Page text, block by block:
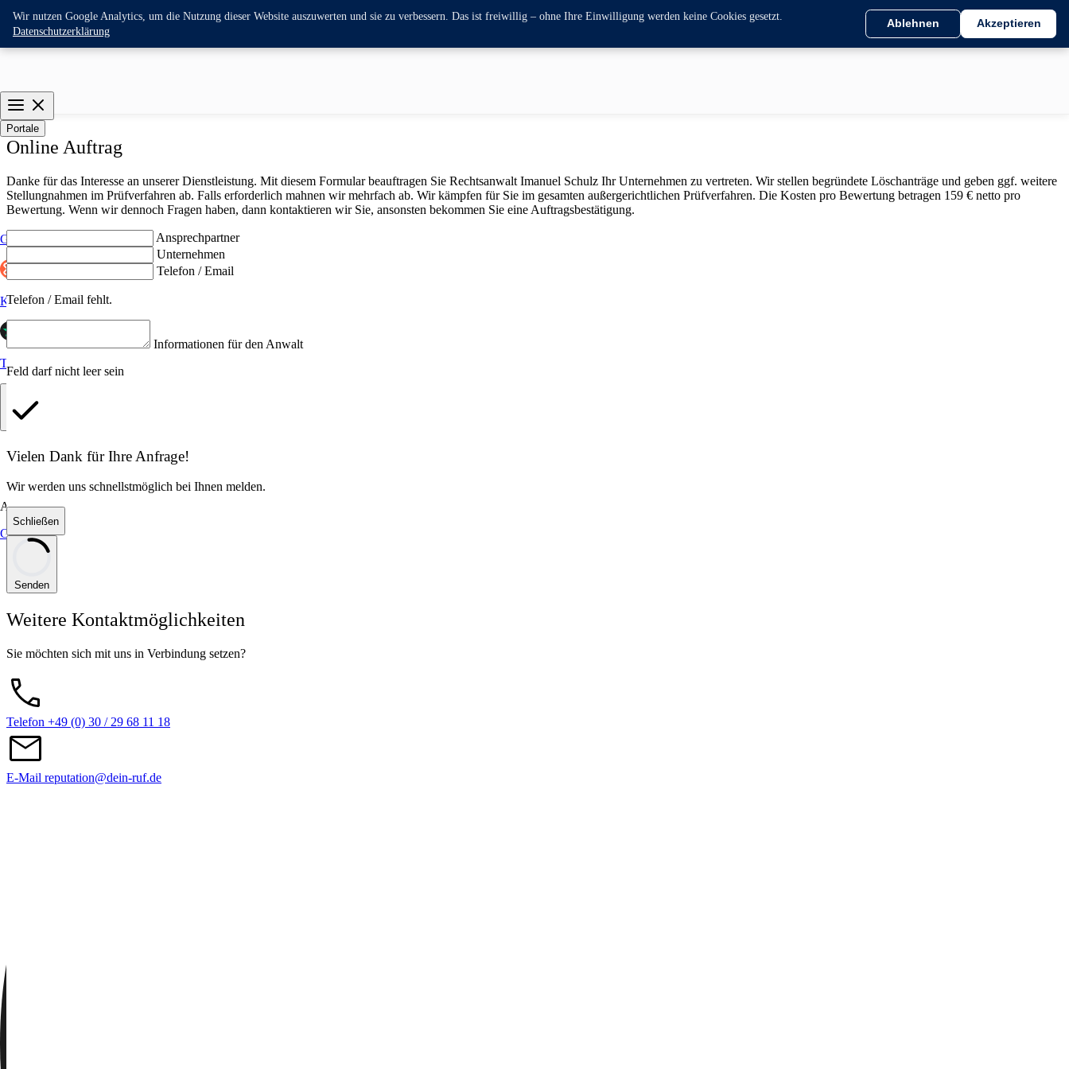
Wir nutzen Google Analytics, um die Nutzung dieser Website auszuwerten und sie zu verbessern. Das ist freiwillig – ohne Ihre Einwilligung werden keine Cookies gesetzt.
Datenschutzerklärung
Ablehnen Akzeptieren
Portale
Google
Kununu
Trustpilot
Allgemein
Google
Online Auftrag
Danke für das Interesse an unserer Dienstleistung. Mit diesem Formular beauftragen Sie Rechtsanwalt Imanuel Schulz Ihr Unternehmen zu vertreten. Wir stellen begründete Löschanträge und geben ggf. weitere
Stellungnahmen im Prüfverfahren ab. Falls erforderlich mahnen wir mehrfach ab. Wir kämpfen für Sie im gesamten außergerichtlichen Prüfverfahren. Die Kosten pro Bewertung betragen 159 € netto pro
Bewertung. Wenn wir dennoch Fragen haben, dann kontaktieren wir Sie, ansonsten bekommen Sie eine Auftragsbestätigung.
Ansprechpartner
Unternehmen
Telefon / Email
Telefon / Email fehlt.
Informationen für den Anwalt
Feld darf nicht leer sein
Vielen Dank für Ihre Anfrage!
Wir werden uns schnellstmöglich bei Ihnen melden.
Schließen
Senden
Weitere Kontaktmöglichkeiten
Sie möchten sich mit uns in Verbindung setzen?
Telefon +49 (0) 30 / 29 68 11 18
E-Mail reputation@dein-ruf.de